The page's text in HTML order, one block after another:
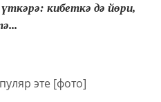
кибеткә дә йөри,